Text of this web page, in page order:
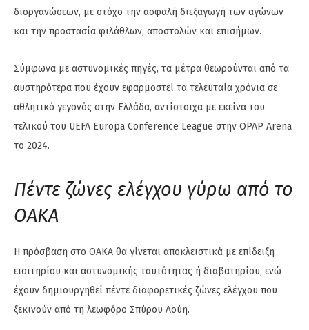
διοργανώσεων, με στόχο την ασφαλή διεξαγωγή των αγώνων
και την προστασία φιλάθλων, αποστολών και επισήμων.
Σύμφωνα με αστυνομικές πηγές, τα μέτρα θεωρούνται από τα
αυστηρότερα που έχουν εφαρμοστεί τα τελευταία χρόνια σε
αθλητικό γεγονός στην Ελλάδα, αντίστοιχα με εκείνα του
τελικού του UEFA Europa Conference League στην OPAP Arena
το 2024.
Πέντε ζώνες ελέγχου γύρω από το
ΟΑΚΑ
Η πρόσβαση στο ΟΑΚΑ θα γίνεται αποκλειστικά με επίδειξη
εισιτηρίου και αστυνομικής ταυτότητας ή διαβατηρίου, ενώ
έχουν δημιουργηθεί πέντε διαφορετικές ζώνες ελέγχου που
ξεκινούν από τη λεωφόρο Σπύρου Λούη.